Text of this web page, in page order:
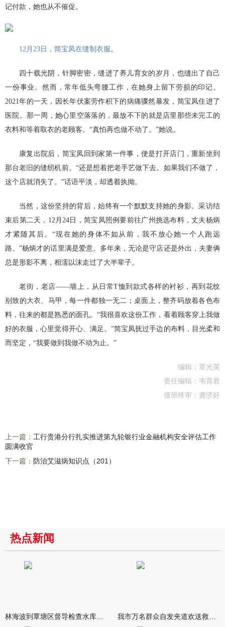
记付款，她也从不催促。
12月23日，简宝凤在缝制衣服 。
四十载光阴，针脚密密，缝进了养儿育女的岁月，也缝出了自己
一份事业。然而，常年低头弯腰工作，在她身上留下劳损的印记。
2021年的一天，因长年伏案劳作积下的病痛骤然暴发，简宝凤住进了
医院。那一周，她心里空落落的，最放不下的就是店里那些未完工的
衣料和等着取衣的老顾客。“真怕再也做不动了。”她说。
康复出院后，简宝凤回到家第一件事，便是打开店门，重新坐到
那台老旧的缝纫机前。“还是想着把老手艺做下去。如果我们不做了，
这个店就消失了。”话语平淡，却透着执拗。
当然，这份坚持的背后，始终有一个默默支持她的身影。采访结
束后第二天，12月24日，简宝凤照例要前往广州挑选布料，丈夫杨炳
才紧随其后。“现在她的身体不如从前，我不放心她一个人跑远
路。”杨炳才的话里满是爱意。多年来，无论是守店还是外出，夫妻俩
总是形影不离，相濡以沫走过了大半辈子。
老街，老店——墙上，从日常T恤到款式各样的衬衫，再到花纹
别致的大衣、马甲，每一件都独一无二；桌面上，整齐码放着各色布
料，往来的都是熟悉的面孔。“我很喜欢这份工作，看着顾客穿上我做
好的衣服，心里觉得开心、满足。”简宝凤抚过手边的布料，目光柔和
而坚定，“我要做到我做不动为止。”
编辑：覃光英
责任编辑：韦育君
值班终审：龚济好
上一篇： 工行贵港分行扎实推进第九轮银行业金融机构安全评估工作
圆满收官
下一篇： 防治艾滋病知识点（201）
热点新闻